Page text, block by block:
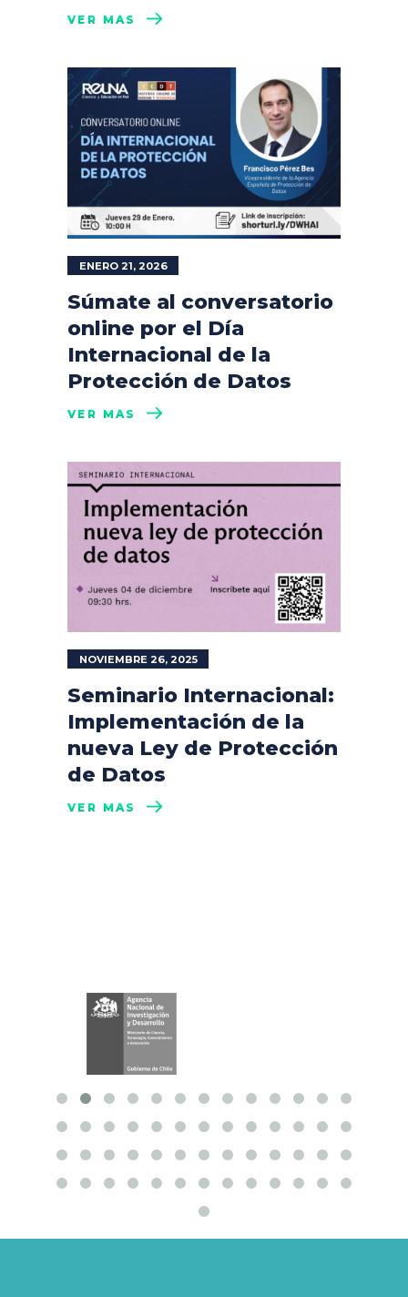
VER MÁS
ENERO 21, 2026
Súmate al conversatorio
online por el Día
Internacional de la
Protección de Datos
VER MÁS
NOVIEMBRE 26, 2025
Seminario Internacional:
Implementación de la
nueva Ley de Protección
de Datos
VER MÁS